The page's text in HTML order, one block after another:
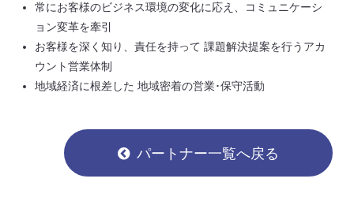
常にお客様のビジネス環境の変化に応え、コミュニケーシ
ョン変革を牽引
お客様を深く知り、責任を持って 課題解決提案を行うアカ
ウント営業体制
地域経済に根差した 地域密着の営業･保守活動
パートナー一覧へ戻る